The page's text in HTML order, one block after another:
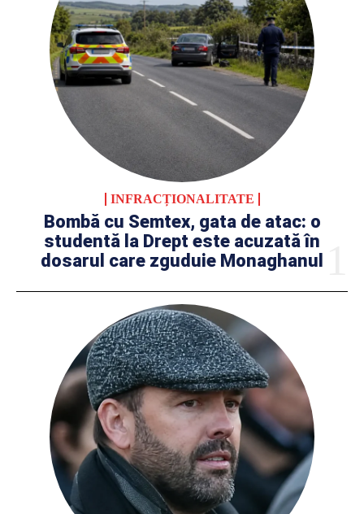
INFRACȚIONALITATE
Bombă cu Semtex, gata de atac: o
studentă la Drept este acuzată în
dosarul care zguduie Monaghanul